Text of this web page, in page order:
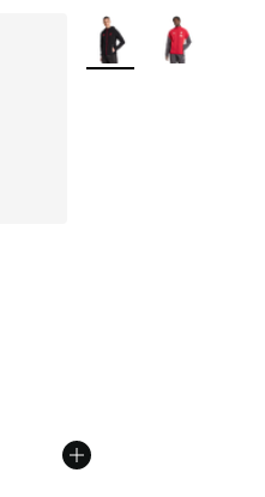
Plus de couleurs